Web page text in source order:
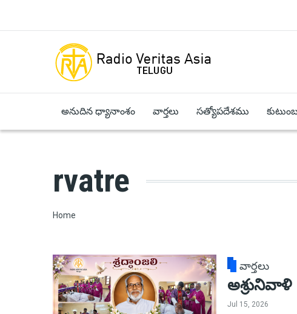
అనుదిన ధ్యానాంశం వార్తలు సత్యోపదేశము
rvatre
Breadcrumb
Home
వార్తలు
అశ్రునివాళి
Jul 15, 2026